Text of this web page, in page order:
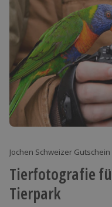
Jochen Schweizer Gutschein
Tierfotografie
Tierpark